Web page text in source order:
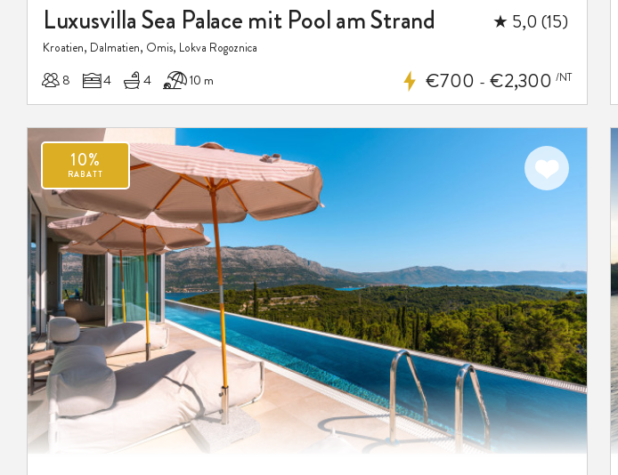
Luxusvilla Sea Palace mit Pool am Strand ★ 5,0 (15)
Kroatien, Dalmatien, Omis, Lokva Rogoznica
8 4 4 10 m €700 - €2,300 /NT
10%
RABATT